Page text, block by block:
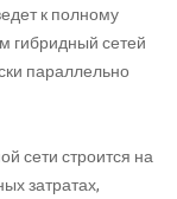
к полному
гибридный сетей
параллельно
сети строится на
затратах,